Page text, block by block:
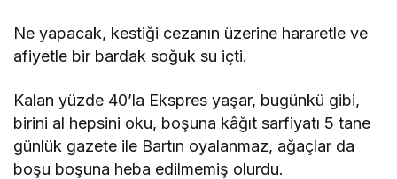
Ne yapacak, kestiği cezanın üzerine hararetle ve
afiyetle bir bardak soğuk su içti.
Kalan yüzde 40’la Ekspres yaşar, bugünkü gibi,
birini al hepsini oku, boşuna kâğıt sarfiyatı 5 tane
günlük gazete ile Bartın oyalanmaz, ağaçlar da
boşu boşuna heba edilmemiş olurdu.